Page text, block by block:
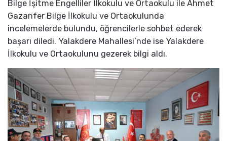
Bilge İşitme Engelliler İlkokulu ve Ortaokulu ile Ahmet
Gazanfer Bilge İlkokulu ve Ortaokulunda
incelemelerde bulundu, öğrencilerle sohbet ederek
başarı diledi. Yalakdere Mahallesi’nde ise Yalakdere
İlkokulu ve Ortaokulunu gezerek bilgi aldı.